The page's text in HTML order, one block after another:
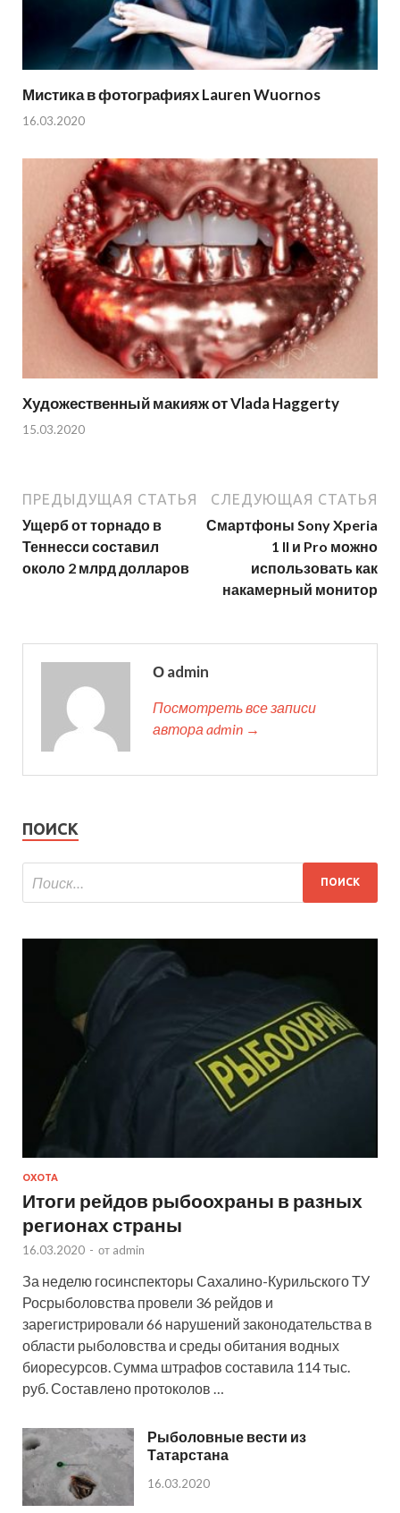
Мистика в фотографиях Lauren Wuornos
16.03.2020
Художественный макияж от Vlada Haggerty
15.03.2020
ПРЕДЫДУЩАЯ СТАТЬЯ
Ущерб от торнадо в
Теннесси составил
около 2 млрд долларов
СЛЕДУЮЩАЯ СТАТЬЯ
Смартфоны Sony Xperia
1 II и Pro можно
использовать как
накамерный монитор
О admin
Посмотреть все записи
автора admin →
ПОИСК
ОХОТА
Итоги рейдов рыбоохраны в разных
регионах страны
16.03.2020 - от admin
За неделю госинспекторы Сахалино-Курильского ТУ
Росрыболовства провели 36 рейдов и
зарегистрировали 66 нарушений законодательства в
области рыболовства и среды обитания водных
биоресурсов. Cумма штрафов составила 114 тыс.
руб. Составлено протоколов …
Рыболовные вести из
Татарстана
16.03.2020